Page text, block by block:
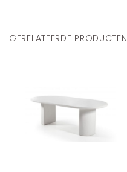
GERELATEERDE PRODUCTEN